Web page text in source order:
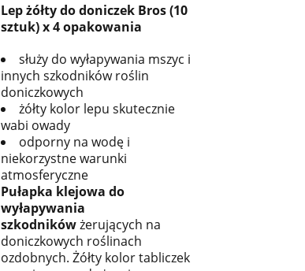
Lep żółty do doniczek Bros (10
sztuk) x 4 opakowania
służy do wyłapywania mszyc i
innych szkodników roślin
doniczkowych
żółty kolor lepu skutecznie
wabi owady
odporny na wodę i
niekorzystne warunki
atmosferyczne
Pułapka klejowa do
wyłapywania
szkodnikówżerujących na
doniczkowych roślinach
ozdobnych. Żółty kolor tabliczek